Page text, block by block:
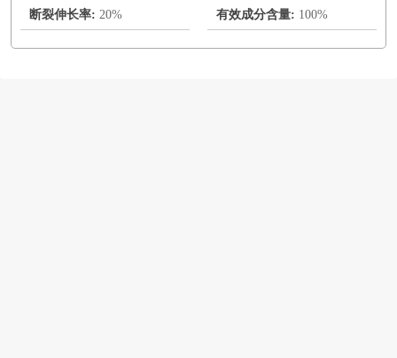
断裂伸长率: 20% 有效成分含量: 100%